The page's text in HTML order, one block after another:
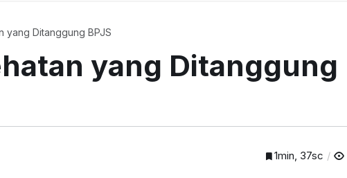
yang Ditanggung BPJS
yang Ditanggung
1min, 37sc